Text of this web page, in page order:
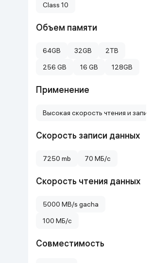
Zargarlik mahsulotlari
Uy uchun tovarlar
Kitoblar
Kiyim-kechak va Oyoq
Class 10
Объем памяти
64GB 32GB
2TB
256 GB
16 GB 128GB
Применение
Высокая скорость чтения и
Скорость записи данных
7250 mb 70 МБ/с
Скорость чтения данных
5000 MB/s gacha
100 МБ/с
Совместимость